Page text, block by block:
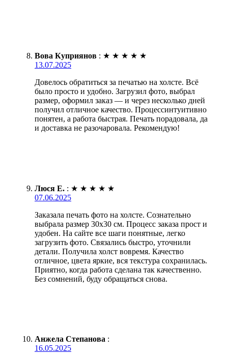
Вова Куприянов : ★ ★ ★ ★ ★
13.07.2025
Довелось обратиться за печатью на холсте. Всё
было просто и удобно. Загрузил фото, выбрал
размер, оформил заказ — и через несколько дней
получил отличное качество. Процессинтуитивно
понятен, а работа быстрая. Печать порадовала, да
и доставка не разочаровала. Рекомендую!
Люся Е. : ★ ★ ★ ★ ★
07.06.2025
Заказала печать фото на холсте. Сознательно
выбрала размер 30х30 см. Процесс заказа прост и
удобен. На сайте все шаги понятные, легко
загрузить фото. Связались быстро, уточнили
детали. Получила холст вовремя. Качество
отличное, цвета яркие, вся текстура сохранилась.
Приятно, когда работа сделана так качественно.
Без сомнений, буду обращаться снова.
Анжела Степанова :
16.05.2025